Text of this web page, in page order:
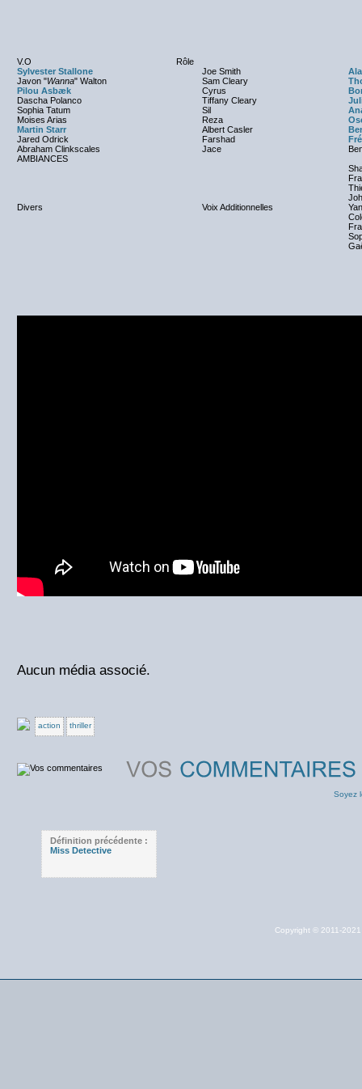
V.O
Rôle
Sylvester Stallone
Joe Smith
Javon "Wanna" Walton Sam Cleary
Pilou Asbæk
Cyrus
Dascha Polanco
Tiffany Cleary
Sophia Tatum
Sil
Moises Arias
Reza
Martin Starr
Albert Casler
Jared Odrick
Farshad
Abraham Clinkscales
Jace
AMBIANCES
Divers Voix Additionnelles
Aucun média associé.
action thriller
Soyez
Définition précédente :
Miss Detective
Copyright © 2011-